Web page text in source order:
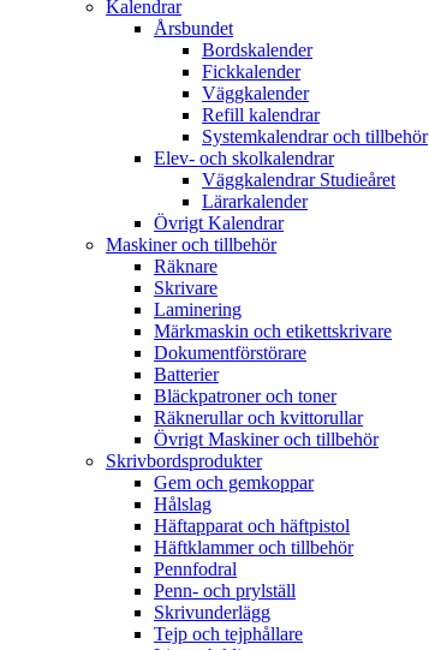
Kalendrar
Årsbundet
Bordskalender
Fickkalender
Väggkalender
Refill kalendrar
Systemkalendrar och tillbehör
Elev- och skolkalendrar
Väggkalendrar Studieåret
Lärarkalender
Övrigt Kalendrar
Maskiner och tillbehör
Räknare
Skrivare
Laminering
Märkmaskin och etikettskrivare
Dokumentförstörare
Batterier
Bläckpatroner och toner
Räknerullar och kvittorullar
Övrigt Maskiner och tillbehör
Skrivbordsprodukter
Gem och gemkoppar
Hålslag
Häftapparat och häftpistol
Häftklammer och tillbehör
Pennfodral
Penn- och prylställ
Skrivunderlägg
Tejp och tejphållare